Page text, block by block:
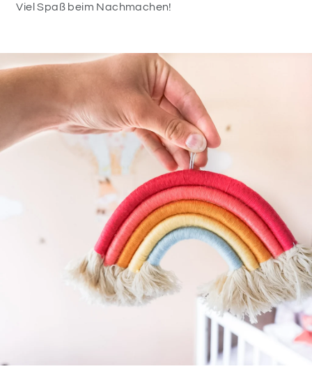
Viel Spaß beim Nachmachen!